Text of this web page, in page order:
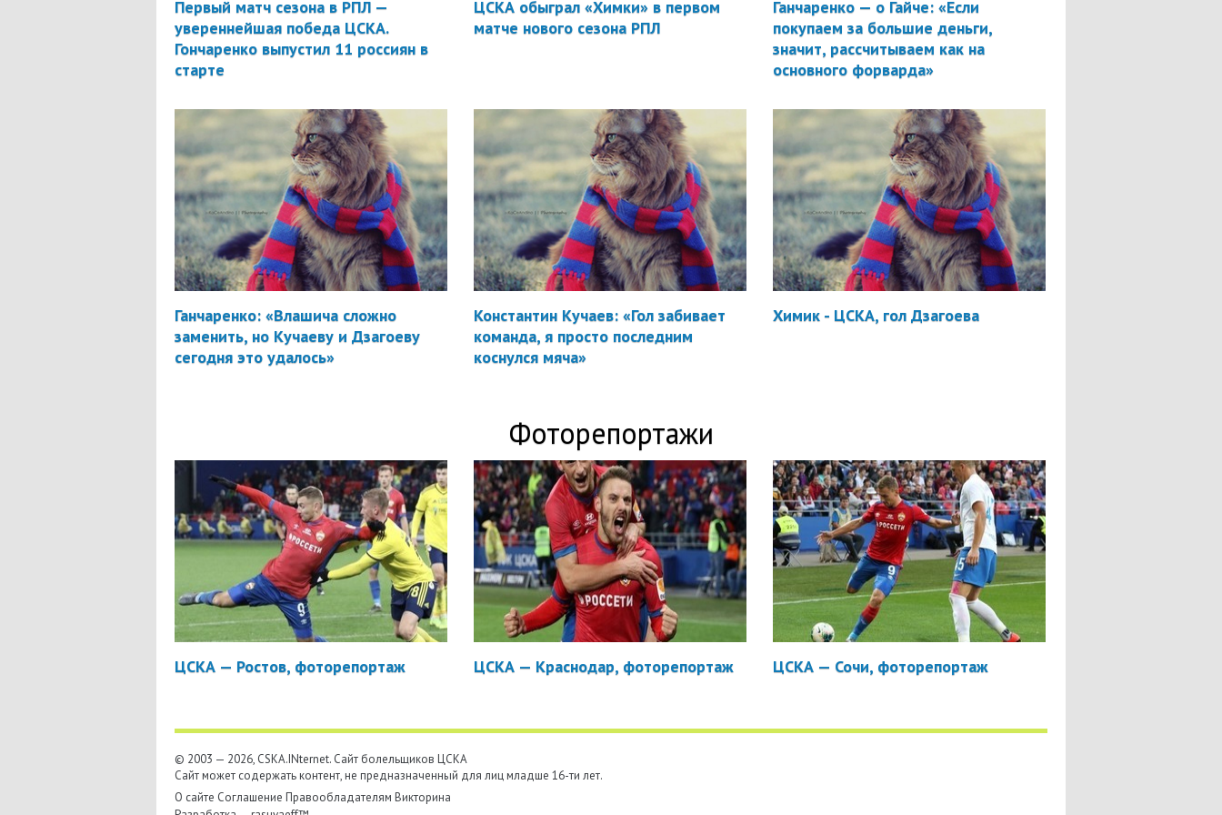
Первый матч сезона в РПЛ —
увереннейшая победа ЦСКА.
Гончаренко выпустил 11 россиян в
старте
ЦСКА обыграл «Химки» в первом
матче нового сезона РПЛ
Ганчаренко — о Гайче: «Если
покупаем за большие деньги,
значит, рассчитываем как на
основного форварда»
Ганчаренко: «Влашича сложно
заменить, но Кучаеву и Дзагоеву
сегодня это удалось»
Константин Кучаев: «Гол забивает
команда, я просто последним
коснулся мяча»
Химик - ЦСКА, гол Дзагоева
Фоторепортажи
ЦСКА — Ростов, фоторепортаж ЦСКА — Краснодар, фоторепортаж ЦСКА — Сочи, фоторепортаж
© 2003 — 2026, CSKA.INternet. Cайт болельщиков ЦСКА
Сайт может содержать контент, не предназначенный для лиц младше 16-ти лет.
О сайте Соглашение Правообладателям Викторина